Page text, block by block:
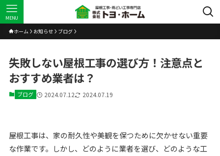
MENU
ホーム お知らせ ブログ
失敗しない屋根工事の選び方！注意点と
おすすめ業者は？
ブログ 2024.07.12 2024.07.19
屋根工事は、家の耐久性や美観を保つために欠かせない重要
な作業です。しかし、どのように業者を選び、どのような工